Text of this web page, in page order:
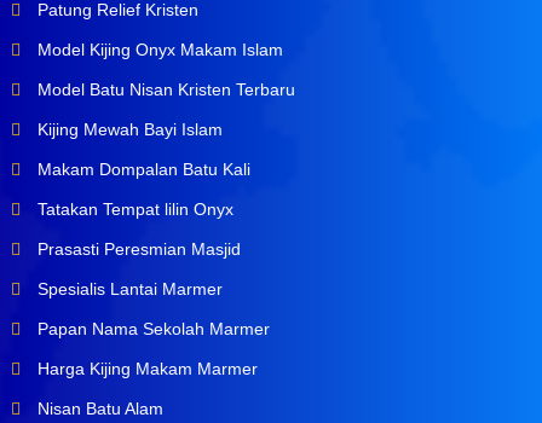
Patung Relief Kristen
Model Kijing Onyx Makam Islam
Model Batu Nisan Kristen Terbaru
Kijing Mewah Bayi Islam
Makam Dompalan Batu Kali
Tatakan Tempat lilin Onyx
Prasasti Peresmian Masjid
Spesialis Lantai Marmer
Papan Nama Sekolah Marmer
Harga Kijing Makam Marmer
Nisan Batu Alam